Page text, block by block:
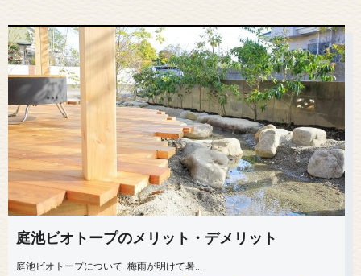
庭池ビオトープのメリット・デメリット
庭池ビオトープについて 梅雨が明けて暑...